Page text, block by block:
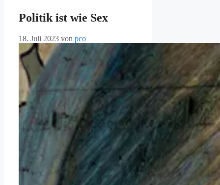
Politik ist wie Sex
18. Juli 2023 von pco